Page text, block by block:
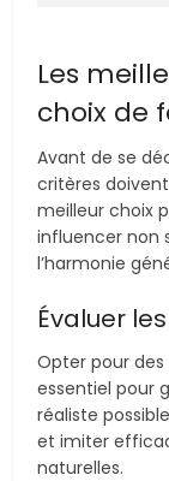
Les
choix de
Avant de se
critères
meilleur choix
influencer non
l’harmonie
Évaluer
Opter pour des
essentiel pour
réaliste
et imiter
naturelles.